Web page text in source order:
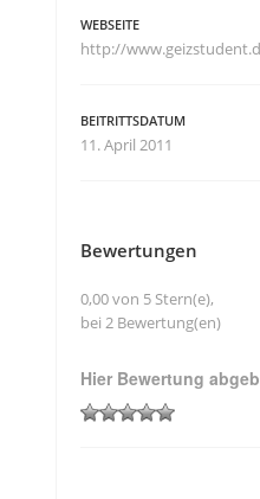
WEBSEITE
http://
BEITRITTSDATUM
11. April 2011
Bewertungen
0,00 von 5 Stern(e),
bei 2 Bewertung(en)
Hier Bewertung